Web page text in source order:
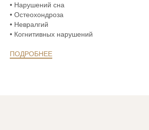
• Нарушений сна
• Остеохондроза
• Невралгий
• Когнитивных нарушений
ПОДРОБНЕЕ